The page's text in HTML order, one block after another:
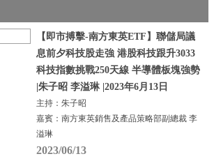
【即市搏擊-南方東英ETF】聯儲局議
息前夕科技股走強 港股科技跟升3033
科技指數挑戰250天線 半導體板塊強勢
|朱子昭 李溢琳 |2023年6月13日
主持：朱子昭
嘉賓：南方東英銷售及產品策略部副總裁 李
溢琳
2023/06/13